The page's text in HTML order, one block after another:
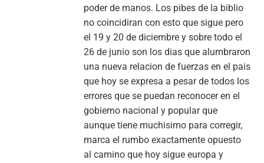
poder de manos. Los pibes de la biblio
no coincidiran con esto que sigue pero
el 19 y 20 de diciembre y sobre todo el
26 de junio son los dias que alumbraron
una nueva relacion de fuerzas en el pais
que hoy se expresa a pesar de todos los
errores que se puedan reconocer en el
gobierno nacional y popular que
aunque tiene muchisimo para corregir,
marca el rumbo exactamente opuesto
al camino que hoy sigue europa y